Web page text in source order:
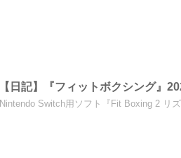
【日記】『フィットボクシング』
Nintendo Switch用ソフト『Fit Boxing 2 リ